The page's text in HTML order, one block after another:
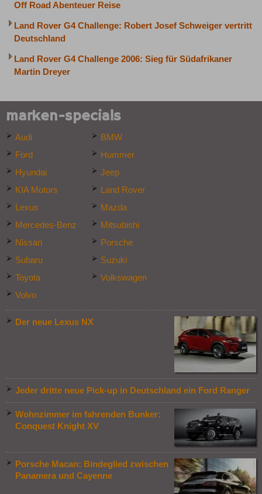
Off Road Abenteuer Reise
Land Rover G4 Challenge: Robert Josef Schweiger vertritt
Deutschland
Land Rover G4 Challenge 2006: Sieg für Südafrikaner
Martin Dreyer
marken-specials
Audi
BMW
Ford
Hummer
Hyundai
Jeep
KIA Motors
Land Rover
Lexus
Mazda
Mercedes-Benz
Mitsubishi
Nissan
Porsche
Subaru
Suzuki
Toyota
Volkswagen
Volvo
Der neue Lexus NX
Jeder dritte neue Pick-up in Deutschland ein Ford Ranger
Wohnzimmer im fahrenden Bunker:
Conquest Knight XV
Porsche Macan: Bindeglied zwischen
Panamera und Cayenne